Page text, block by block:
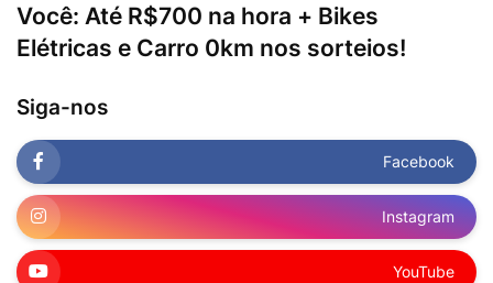
Você: Até R$700 na hora + Bikes
Elétricas e Carro 0km nos sorteios!
Siga-nos
Facebook
Instagram
YouTube